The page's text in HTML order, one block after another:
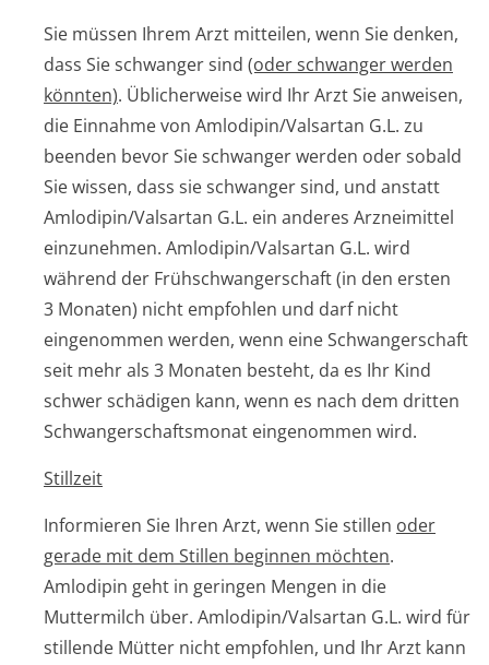
Sie müssen Ihrem Arzt mitteilen, wenn Sie denken,
dass Sie schwanger sind (oder schwanger werden
könnten). Üblicherweise wird Ihr Arzt Sie anweisen,
die Einnahme von Amlodipin/Valsartan G.L. zu
beenden bevor Sie schwanger werden oder sobald
Sie wissen, dass sie schwanger sind, und anstatt
Amlodipin/Valsartan G.L. ein anderes Arzneimittel
einzunehmen. Amlodipin/Valsartan G.L. wird
während der Frühschwangerschaft (in den ersten
3 Monaten) nicht empfohlen und darf nicht
eingenommen werden, wenn eine Schwangerschaft
seit mehr als 3 Monaten besteht, da es Ihr Kind
schwer schädigen kann, wenn es nach dem dritten
Schwangerschaf­tsmonat eingenommen wird.
Stillzeit
Informieren Sie Ihren Arzt, wenn Sie stillen oder
gerade mit dem Stillen beginnen möchten.
Amlodipin geht in geringen Mengen in die
Muttermilch über. Amlodipin/Valsartan G.L. wird für
stillende Mütter nicht empfohlen, und Ihr Arzt kann